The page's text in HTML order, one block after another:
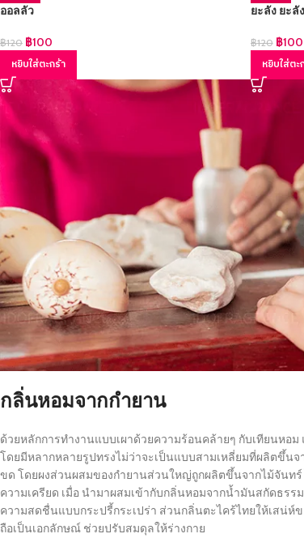
ออลลัว
฿120 ฿100
หยิบใส่ตะกร้า
ยะลัง ยะลัง
฿120 ฿100
หยิบใส่ตะ
กลิ่นหอมจากกำยาน
ด้วยหลักการทำงานแบบเผาด้วยความร้อนคล้ายๆ กับเทียนหอ
โดยมีหลากหลายรูปทรงไม่ว่าจะเป็นแบบสามเหลี่ยมที่ผลิตขึ้น
ขด โดยผงส่วนผสมของกำยานส่วนใหญ่ถูกผลิตขึ้นจากไม้จันท
ความเครียด เมื่อ นำมาผสมเข้ากับกลิ่นหอมจากน้ำมันสกัดธรร
ความสดชื่นแบบกระปรี้กระเปร่า ส่วนกลิ่นตะไคร้ไทยให้เสน่
ถือเป็นเอกลักษณ์ ช่วยปรับสมดุลให้ร่างกาย